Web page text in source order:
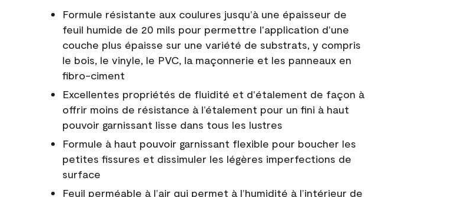
Formule résistante aux coulures jusqu’à une épaisseur de
feuil humide de 20 mils pour permettre l'application d'une
couche plus épaisse sur une variété de substrats, y compris
le bois, le vinyle, le PVC, la maçonnerie et les panneaux en
fibro-ciment
Excellentes propriétés de fluidité et d'étalement de façon à
offrir moins de résistance à l’étalement pour un fini à haut
pouvoir garnissant lisse dans tous les lustres
Formule à haut pouvoir garnissant flexible pour boucher les
petites fissures et dissimuler les légères imperfections de
surface
Feuil perméable à l’air qui permet à l’humidité à l’intérieur de